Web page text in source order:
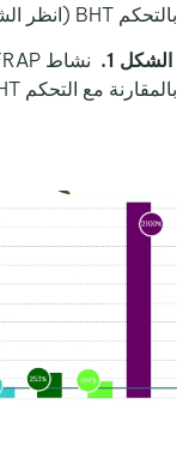
بالتحكم BHT (انظر الشكل 1).
الشكل 1.
بالمقارنة مع التحكم BHT.